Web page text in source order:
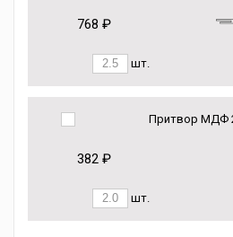
768 ₽
шт.
Притвор МДФ
382 ₽
шт.